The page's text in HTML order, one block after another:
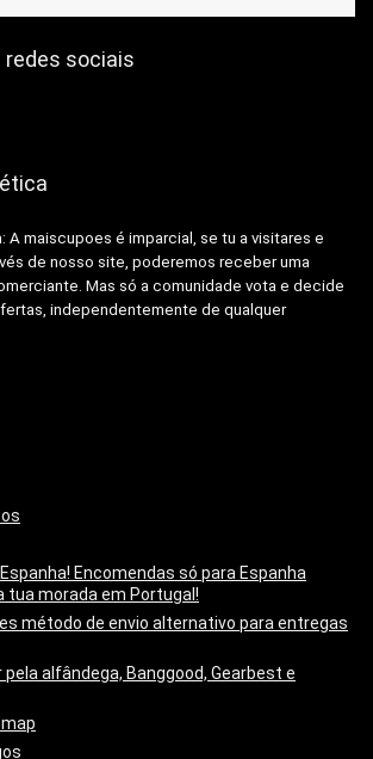
redes sociais
A maiscupoes é imparcial, se tu a visitares e
de nosso site, poderemos receber uma
Mas só a comunidade vota e decide
independentemente de qualquer
Encomendas só para Espanha
tua morada em Portugal!
método de envio alternativo para entregas
alfândega, Banggood, Gearbest e